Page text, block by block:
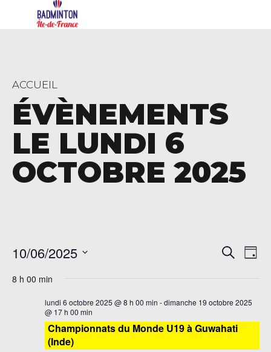
ACCUEIL
ÉVÈNEMENTS
LE LUNDI 6
OCTOBRE 2025
de
vues
Jour
10/06/2025
une
8 h 00 min
lundi 6 octobre 2025 @ 8 h 00 min -dimanche 19 octobre 2025
@ 17 h 00 min
Championnats du Monde U19 à Guwahati
(Inde)